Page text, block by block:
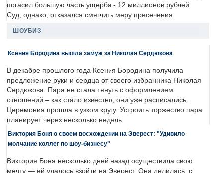
погасил большую часть ущерба - 12 миллионов рублей.
Суд, однако, отказался смягчить меру пресечения.
ШОУБИЗ
Ксения Бородина вышла замуж за Николая Сердюкова
В декабре прошлого года Ксения Бородина получила
предложение руки и сердца от своего избранника Николая
Сердюкова. Пара не стала тянуть с оформлением
отношений – как стало известно, они уже расписались.
Церемония прошла в узком кругу. Устроить торжество пара
планирует через несколько недель.
Виктория Боня о своем восхождении на Эверест: "Удивило
молчание коллег по шоу-бизнесу"
Виктория Боня несколько дней назад осуществила свою
мечту — ей удалось взойти на Эверест. Она делилась, с